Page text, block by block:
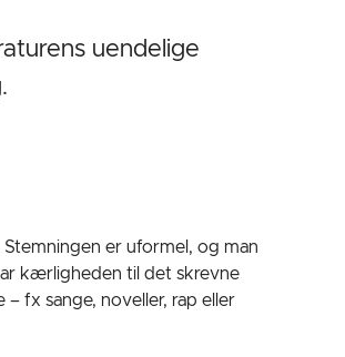
uendelige
er uformel, og man
kærligheden til det skrevne
fx sange, noveller, rap eller